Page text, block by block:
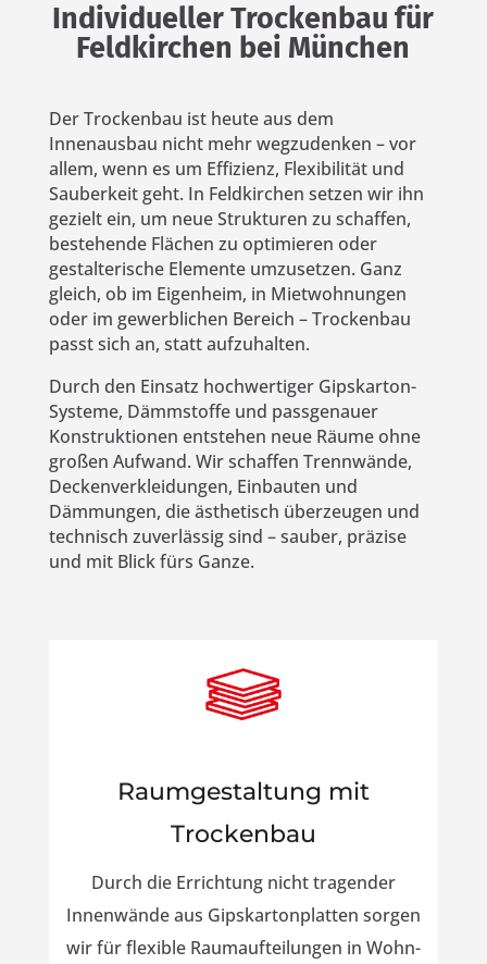
Individueller Trockenbau für
Feldkirchen bei München
Der Trockenbau ist heute aus dem
Innenausbau nicht mehr wegzudenken – vor
allem, wenn es um Effizienz, Flexibilität und
Sauberkeit geht. In Feldkirchen setzen wir ihn
gezielt ein, um neue Strukturen zu schaffen,
bestehende Flächen zu optimieren oder
gestalterische Elemente umzusetzen. Ganz
gleich, ob im Eigenheim, in Mietwohnungen
oder im gewerblichen Bereich – Trockenbau
passt sich an, statt aufzuhalten.
Durch den Einsatz hochwertiger Gipskarton-
Systeme, Dämmstoffe und passgenauer
Konstruktionen entstehen neue Räume ohne
großen Aufwand. Wir schaffen Trennwände,
Deckenverkleidungen, Einbauten und
Dämmungen, die ästhetisch überzeugen und
technisch zuverlässig sind – sauber, präzise
und mit Blick fürs Ganze.
Raumgestaltung mit
Trockenbau
Durch die Errichtung nicht tragender
Innenwände aus Gipskartonplatten sorgen
wir für flexible Raumaufteilungen in Wohn-